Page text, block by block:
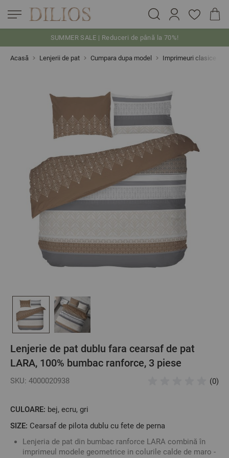
SUMMER SALE | Reduceri de până la 70%!
Acasă Lenjerii de pat Cumpara dupa model Imprimeuri clasice
Lenjerie de pat dublu fara cearsaf de pat
LARA, 100% bumbac ranforce, 3 piese
SKU: 4000020938 (0)
CULOARE: bej, ecru, gri
SIZE: Cearsaf de pilota dublu cu fete de perna
Lenjeria de pat din bumbac ranforce LARA combină în
imprimeul modele geometrice in colurile calde de maro -